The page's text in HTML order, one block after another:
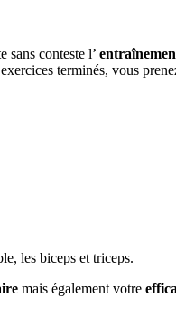
sans conteste l’
terminés, vous
les biceps et triceps.
mais également votre